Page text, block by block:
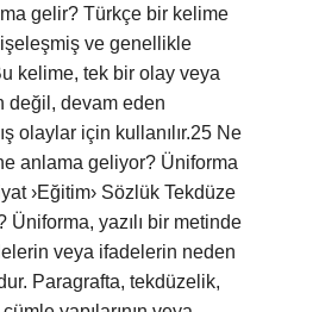
gelir? Türkçe bir kelime
ve genellikle
kelime, tek bir olay veya
değil, devam eden
olaylar için kullanılır.25 Ne
anlama geliyor? Üniforma
›Eğitim› Sözlük Tekdüze
Üniforma, yazılı bir metinde
veya ifadelerin neden
Paragrafta, tekdüzelik,